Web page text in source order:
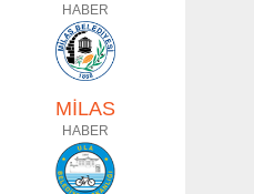
HABER
MİLAS
HABER